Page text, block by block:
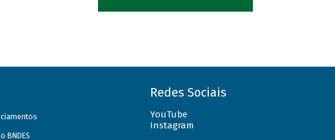
BNDES
Redes Sociais
YouTube
Instagram